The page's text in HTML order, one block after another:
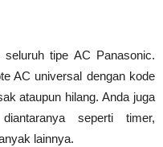
tipe AC Panasonic.
AC universal dengan kode
ataupun hilang. Anda juga
seperti timer,
lainnya.